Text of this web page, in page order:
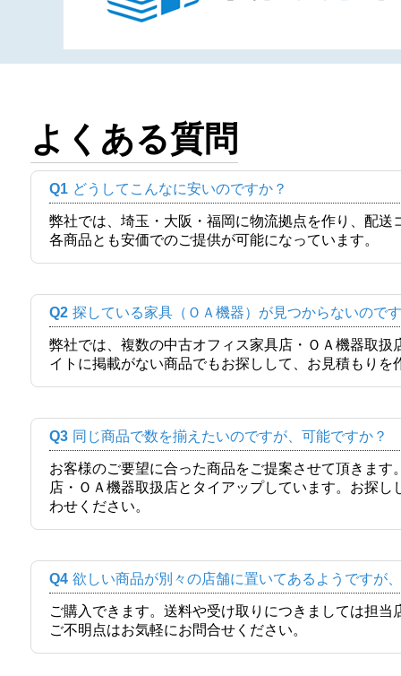
よくある質問
Q1 どうしてこんなに安いのですか？
弊社では、埼玉・大阪・福岡に物流拠点を作り、配
各商品とも安価でのご提供が可能になっています。
Q2 探している家具（ＯＡ機器）が見つからないので
弊社では、複数の中古オフィス家具店・ＯＡ機器取
イトに掲載がない商品でもお探しして、お見積もりを
Q3 同じ商品で数を揃えたいのですが、可能ですか？
お客様のご要望に合った商品をご提案させて頂きま
店・ＯＡ機器取扱店とタイアップしています。お探
わせください。
Q4 欲しい商品が別々の店舗に置いてあるようですが
ご購入できます。送料や受け取りにつきましては担
ご不明点はお気軽にお問合せください。